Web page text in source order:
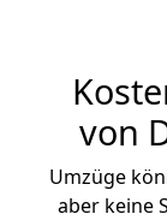
von
Umzüge
aber keine